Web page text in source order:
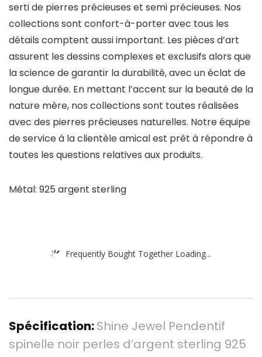
serti de pierres précieuses et semi précieuses. Nos
collections sont confort-à-porter avec tous les
détails comptent aussi important. Les pièces d’art
assurent les dessins complexes et exclusifs alors que
la science de garantir la durabilité, avec un éclat de
longue durée. En mettant l’accent sur la beauté de la
nature mère, nos collections sont toutes réalisées
avec des pierres précieuses naturelles. Notre équipe
de service à la clientèle amical est prêt à répondre à
toutes les questions relatives aux produits.
Métal: 925 argent sterling
Frequently Bought Together Loading...
Spécification:Shine Jewel Pendentif
spinelle noir perles d’argent sterling 925